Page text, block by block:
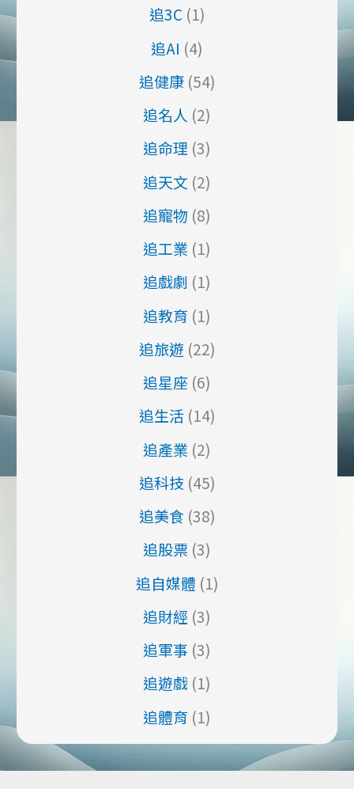
追3C (1)
追AI (4)
追健康(54)
追名人 (2)
追命理 (3)
追天文 (2)
追寵物 (8)
追工業 (1)
追戲劇 (1)
追教育 (1)
追旅遊 (22)
追星座 (6)
追生活(14)
追產業 (2)
追科技 (45)
追美食 (38)
追股票 (3)
追自媒體 (1)
追財經 (3)
追軍事 (3)
追遊戲 (1)
追體育 (1)